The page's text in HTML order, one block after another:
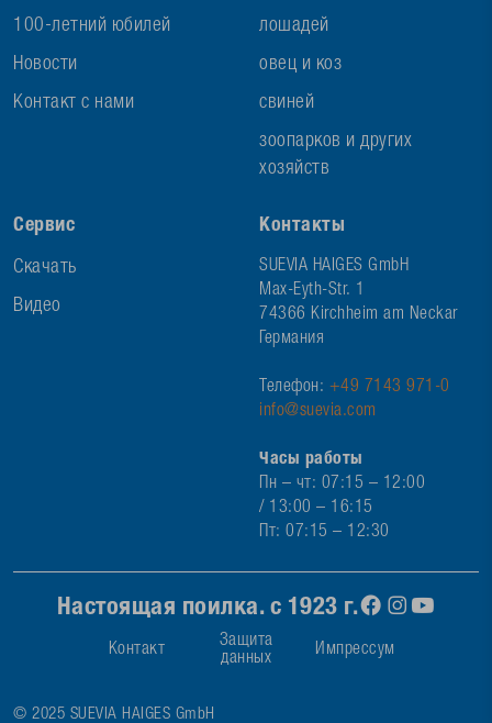
100-летний юбилей
Новости
Контакт с нами
лошадей
овец и коз
свиней
зоопарков и других
хозяйств
Сервис
Скачать
Видео
Контакты
SUEVIA HAIGES GmbH
Max-Eyth-Str. 1
74366 Kirchheim am Neckar
Германия
Телефон: +49 7143 971-0
info@suevia.com
Часы работы
Пн – чт: 07:15 – 12:00
/ 13:00 – 16:15
Пт: 07:15 – 12:30
Настоящая поилка. с 1923 г.
Контакт
Защита
данных
Импрессум
© 2025 SUEVIA HAIGES GmbH